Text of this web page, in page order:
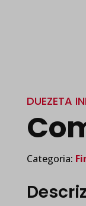
DUEZETA
Categoria: